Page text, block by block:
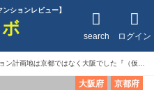
ションレビュー】
ログイン
search
京都府
大阪府